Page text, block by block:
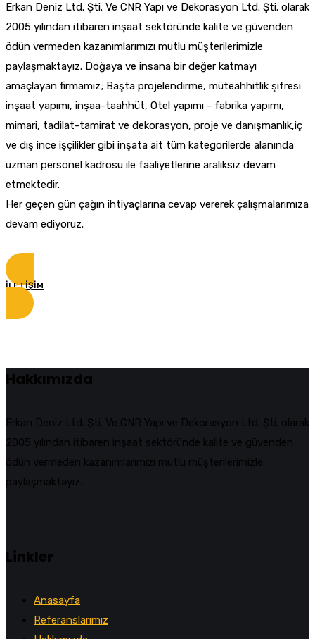
Erkan Deniz Ltd. Şti. Ve CNR Yapı ve Dekorasyon Ltd. Şti. olarak
2005 yılından itibaren inşaat sektöründe kalite ve güvenden
ödün vermeden kazanımlarımızı mutlu müşterilerimizle
paylaşmaktayız. Doğaya ve insana bir değer katmayı
amaçlayan firmamız; Başta projelendirme, müteahhitlik şifresi
inşaat yapımı, inşaa-taahhüt, Otel yapımı - fabrika yapımı,
mimari, tadilat-tamirat ve dekorasyon, proje ve danışmanlık,iç
ve dış ince işçilikler gibi inşata ait tüm kategorilerde alanında
uzman personel kadrosu ile faaliyetlerine aralıksız devam
etmektedir.
Her geçen gün çağın ihtiyaçlarına cevap vererek çalışmalarımıza
devam ediyoruz.
İLETİŞİM
Hakkımızda
Erkan Deniz Ltd. Şti. Ve CNR Yapı ve Dekorasyon Ltd. Şti. olarak
2005 yılından itibaren inşaat sektöründe kalite ve güvenden
ödün vermeden kazanımlarımızı mutlu müşterilerimizle
paylaşmaktayız.
Linkler
Anasayfa
Referanslarımız